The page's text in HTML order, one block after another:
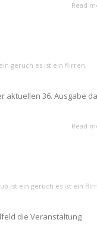
Read
geruch es ist ein flirren,
aktuellen 36. Ausgabe
Read
ist ein geruch es ist ein
die Veranstaltung